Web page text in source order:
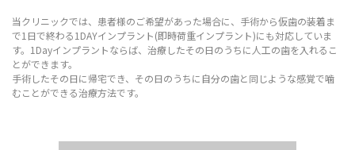
当クリニックでは、患者様のご希望があった場合に、手術から仮歯の装着ま
で1日で終わる1DAYインプラント(即時荷重インプラント)にも対応していま
す。1Dayインプラントならば、治療したその日のうちに人工の歯を入れるこ
とができます。
手術したその日に帰宅でき、その日のうちに自分の歯と同じような感覚で噛
むことができる治療方法です。